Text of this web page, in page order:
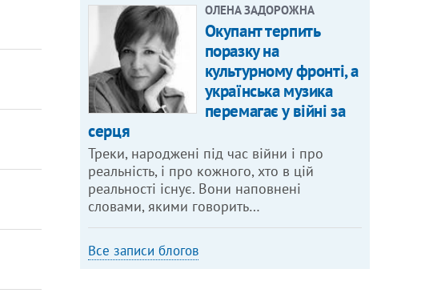
ОЛЕНА ЗАДОРОЖНА
Окупант терпить
поразку на
культурному фронті, а
українська музика
перемагає у війні за
серця
Треки, народжені під час війни і про
реальність, і про кожного, хто в цій
реальності існує. Вони наповнені
словами, якими говорить…
Все записи блогов